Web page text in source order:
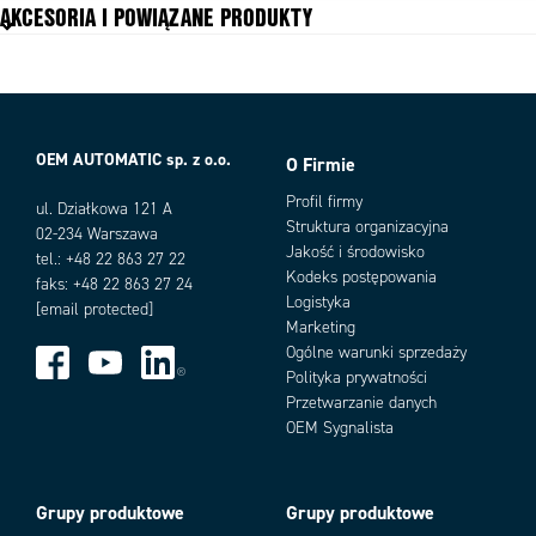
Napięcie zasilania DC 12 V DC
Średnica wałka 12 mm
AKCESORIA I POWIĄZANE PRODUKTY
Add as new cart row
OEM AUTOMATIC sp. z o.o.
ul. Działkowa 121 A
02-234 Warszawa
tel.: +48 22 863 27 22
faks: +48 22 863 27 24
[email protected]
O Firmie
Profil firmy
Struktura organizacyjna
Jakość i środowisko
Kodeks postępowania
Logistyka
Marketing
Ogólne warunki sprzedaży
Polityka prywatności
Przetwarzanie danych
OEM Sygnalista
Grupy produktowe Grupy produktowe